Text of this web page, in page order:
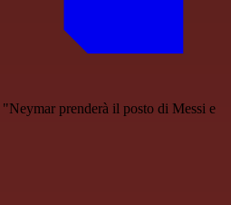
prenderà il posto di Messi e